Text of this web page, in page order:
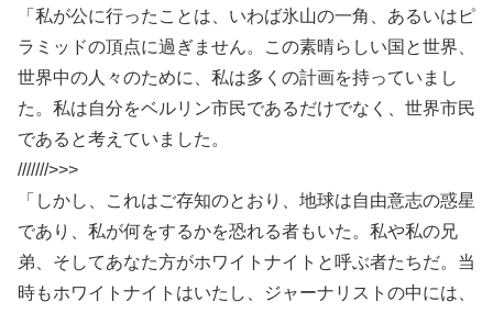
「私が公に行ったことは、いわば氷山の一角、あるいはピ
ラミッドの頂点に過ぎません。この素晴らしい国と世界、
世界中の人々のために、私は多くの計画を持っていまし
た。私は自分をベルリン市民であるだけでなく、世界市民
であると考えていました。
///////>>>
「しかし、これはご存知のとおり、地球は自由意志の惑星
であり、私が何をするかを恐れる者もいた。私や私の兄
弟、そしてあなた方がホワイトナイトと呼ぶ者たちだ。当
時もホワイトナイトはいたし、ジャーナリストの中には、